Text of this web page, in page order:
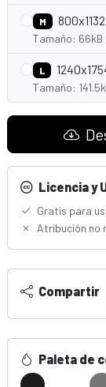
M 800x1132
Tamaño: 66kB
L
Tamaño:
Licencia y
Gratis para
Atribución no
Compartir
Paleta de